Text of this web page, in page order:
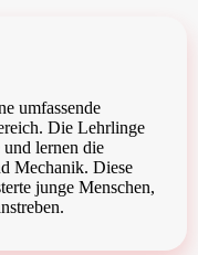
umfassende
Die Lehrlinge
lernen die
Mechanik. Diese
junge Menschen,